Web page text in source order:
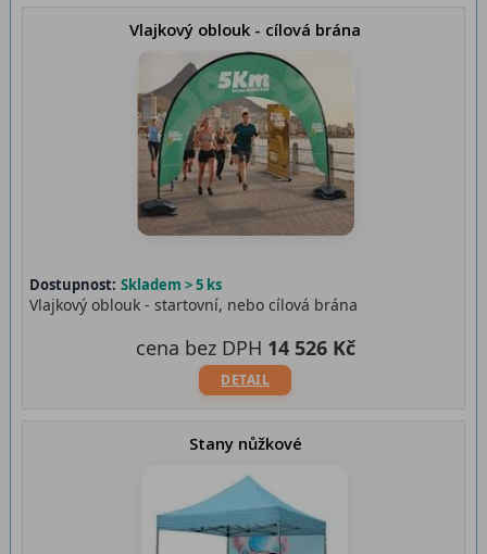
Vlajkový oblouk - cílová brána
Dostupnost: Skladem > 5 ks
Vlajkový oblouk - startovní, nebo cílová brána
DETAIL
cena bez DPH 14 526 Kč
Stany nůžkové